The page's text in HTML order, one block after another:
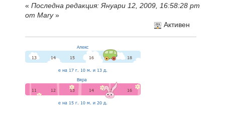
« Последна редакция: Януари 12, 2009, 16:58:28 pm
от Mary»
Активен